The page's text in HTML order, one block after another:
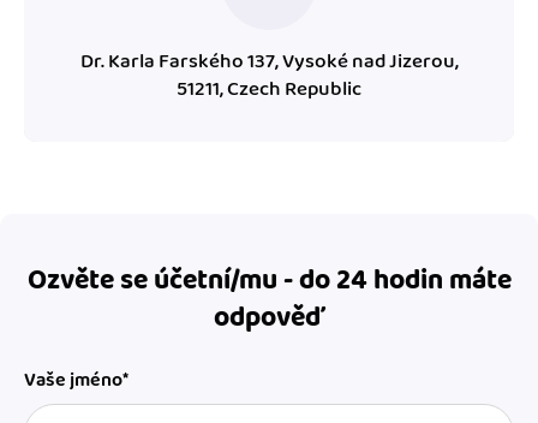
Dr. Karla Farského 137, Vysoké nad Jizerou,
51211, Czech Republic
Ozvěte se účetní/mu - do 24 hodin máte
odpověď
Vaše jméno*